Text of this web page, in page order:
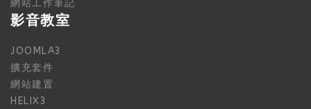
網站工作筆記
影音教室
JOOMLA3
擴充套件
網站建置
HELIX3